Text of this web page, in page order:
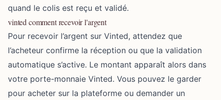
quand le colis est reçu et validé.
vinted comment recevoir l'argent
Pour recevoir l’argent sur Vinted, attendez que
l’acheteur confirme la réception ou que la validation
automatique s’active. Le montant apparaît alors dans
votre porte-monnaie Vinted. Vous pouvez le garder
pour acheter sur la plateforme ou demander un